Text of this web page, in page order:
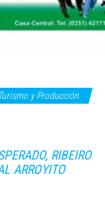
Turismo y Producción
RIBEIRO
ARROYITO